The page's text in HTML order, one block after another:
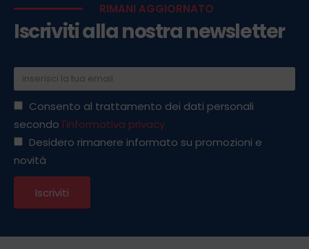
RIMANI AGGIORNATO
Iscriviti alla nostra newsletter
Consento al trattamento dei dati personali
secondo l'informativa privacy
Desidero rimanere informato su promozioni e
novità